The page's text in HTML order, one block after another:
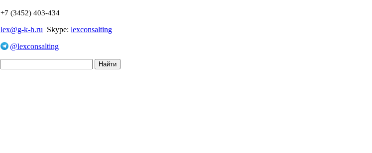
+7 (3452) 403-434
lex@g-k-h.ru Skype: lexconsalting
@lexconsalting